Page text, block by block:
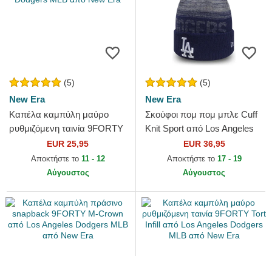
(5)
New Era
Καπέλα καμπύλη μαύρο
ρυθμιζόμενη ταινία 9FORTY
Pop Outline από Los Angeles
Dodgers MLB από New Era
EUR 25,95
Αποκτήστε το 11 - 12
Αύγουστος
(5)
New Era
Σκούφοι πομ πομ μπλε Cuff
Knit Sport από Los Angeles
Dodgers MLB από New Era
EUR 36,95
Αποκτήστε το 17 - 19
Αύγουστος